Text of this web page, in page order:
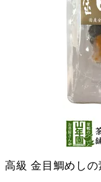
高級 金目鯛めし